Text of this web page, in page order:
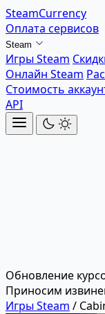
SteamCurrency
Оплата сервисов
Steam
Игры Steam
Онлайн Steam
Стоимость
API
Обновление
Приносим
Игры Steam /